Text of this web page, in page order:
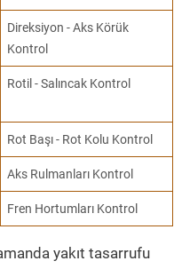
Direksiyon - Aks Körük
Kontrol
Rotil - Salıncak Kontrol
Rot Başı - Rot Kolu Kontrol
Aks Rulmanları Kontrol
Fren Hortumları Kontrol
yakıt tasarrufu